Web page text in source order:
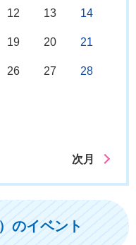
12 13 14
19 20 21
26 27 28
次月
のイベント